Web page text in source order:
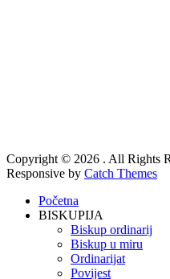
Copyright © 2026 . All Rights
Responsive by Catch Themes
Početna
BISKUPIJA
Biskup ordinarij
Biskup u miru
Ordinarijat
Povijest